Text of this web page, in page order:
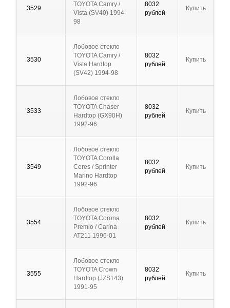
3529
TOYOTA Camry /
Vista (SV40) 1994-
98
8032
рублей
Купить
3530
Лобовое стекло
TOYOTA Camry /
Vista Hardtop
(SV42) 1994-98
8032
рублей
Купить
3533
Лобовое стекло
TOYOTA Chaser
Hardtop (GX90H)
1992-96
8032
рублей
Купить
3549
Лобовое стекло
TOYOTA Corolla
Ceres / Sprinter
Marino Hardtop
1992-96
8032
рублей
Купить
3554
Лобовое стекло
TOYOTA Corona
Premio / Carina
AT211 1996-01
8032
рублей
Купить
3555
Лобовое стекло
TOYOTA Crown
Hardtop (JZS143)
1991-95
8032
рублей
Купить